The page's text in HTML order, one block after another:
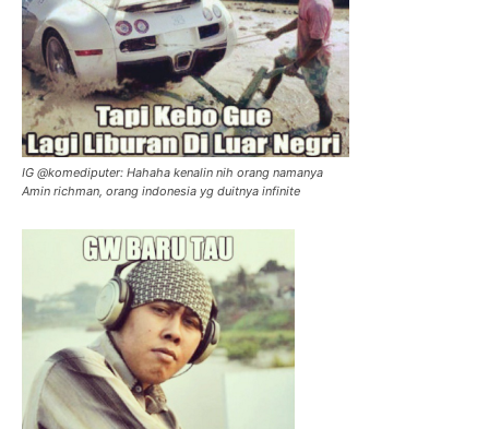
IG @komediputer: Hahaha kenalin nih orang namanya
Amin richman, orang indonesia yg duitnya infinite